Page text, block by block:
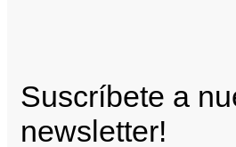
Suscríbete a
newsletter!